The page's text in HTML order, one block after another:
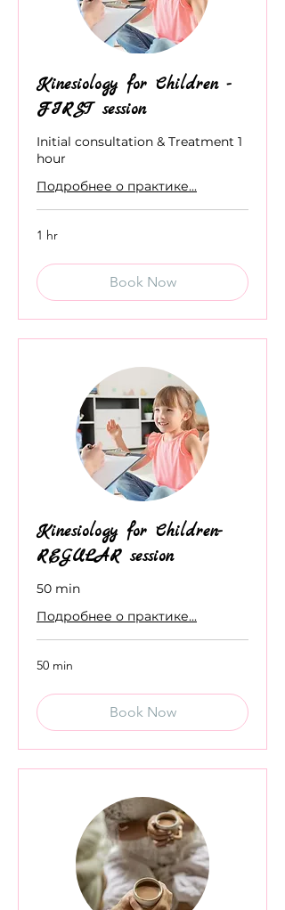
Kinesiology for Children -
FIRST session
Initial consultation & Treatment 1
hour
Подробнее о практике...
1 hr
Book Now
Kinesiology for Children-
REGULAR session
50 min
Подробнее о практике...
50 min
Book Now